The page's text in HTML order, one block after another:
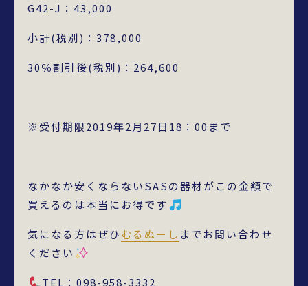
G42-J：43,000
小計(税別)：378,000
30％割引後(税別)：264,600
※受付期限2019年2月27日18：00まで
なかなか安くならないSASの器材がこの金額で
買えるのは本当にお得です
気になる方はぜひ むるぬーし までお問い合わせ
ください
TEL：098-958-3332